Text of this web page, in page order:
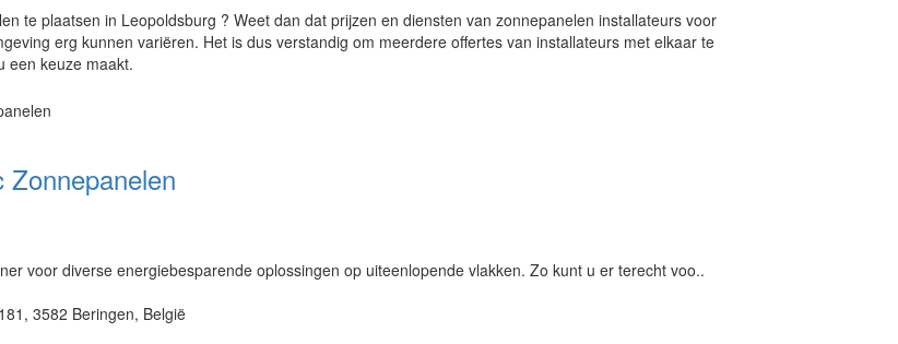
te plaatsen in Leopoldsburg ? Weet dan dat prijzen en diensten van zonnepanelen installateurs voor
erg kunnen variëren. Het is dus verstandig om meerdere offertes van installateurs met elkaar te
een keuze maakt.
Zonnepanelen
voor diverse energiebesparende oplossingen op uiteenlopende vlakken. Zo kunt u er terecht voo..
3582 Beringen, België